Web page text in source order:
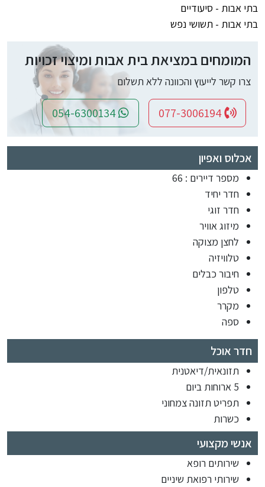
בתי אבות - סיעודיים
בתי אבות - תשושי נפש
המומחים במציאת בית אבות ומיצוי זכויות
צרו קשר לייעוץ והכוונה ללא תשלום
אכלוס ואפיון
מספר דיירים : 66
חדר יחיד
חדר זוגי
מיזוג אוויר
לחצן מצוקה
טלוויזיה
חיבור כבלים
טלפון
מקרר
ספה
חדר אוכל
תזונאית/דיאטנית
5 ארוחות ביום
תפריט תזונה צמחוני
כשרות
אנשי מקצועי
שירותים רופא
שירותי רפואת שיניים